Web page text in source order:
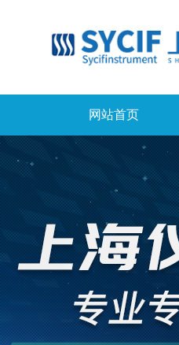
网站首页